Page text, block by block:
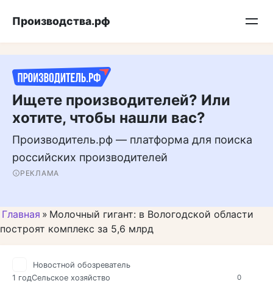
Подписывайтесь на нас в MAX
Производства.рф
Ищете производителей? Или
хотите, чтобы нашли вас?
Производитель.рф — платформа для поиска
российских производителей
РЕКЛАМА
Главная » Молочный гигант: в Вологодской области
построят комплекс за 5,6 млрд
0
Новостной обозреватель
1 годСельское хозяйство